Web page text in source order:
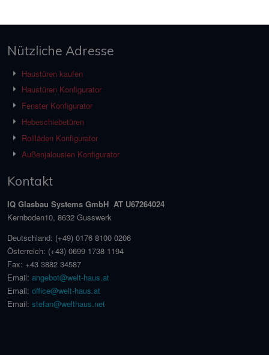
Nützliche Adresse
Haustüren kaufen
Haustüren Konfigurator
Fenster Konfigurator
Hebeschiebetüren
Rollläden Konfigurator
Außenjalousien Konfigurator
Kontakt
IQ Glasbau Systems GmbH AT U67264024
Kernboden10, 8632 Gusswerk
Deutschland: (+49) 0176 8100 0206
Österreich: (+43) 0699 1738 1194
Fax: +43 3882 34587
Email: angebot@welt-haus.at
Email: office@welt-haus.at
Email: stefan@welthaus.net